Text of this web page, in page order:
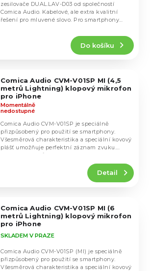
Do košíku
zesilovače DUAL.LAV-D03 od společností
Comica Audio. Kabelové, ale extra kvalitní
řešení pro mluvené slovo. Pro smartphony
Comica Audio CVM-V01SP MI (4,5
metrů Lightning) klopový mikrofon
pro iPhone
Momentálně
nedostupné
Detail
Comica Audio CVM-V01SP je speciálně
přizpůsobený pro použití se smartphony.
Všesměrová charakteristika a speciální kovový
plášť umožňuje perfektní záznam zvuku.
Délka 4,5 metrů.
Comica Audio CVM-V01SP MI (6
metrů Lightning) klopový mikrofon
pro iPhone
SKLADEM V PRAZE
Comica Audio CVM-V01SP (MI) je speciálně
přizpůsobený pro použití se smartphony.
Všesměrová charakteristika a speciální kovový